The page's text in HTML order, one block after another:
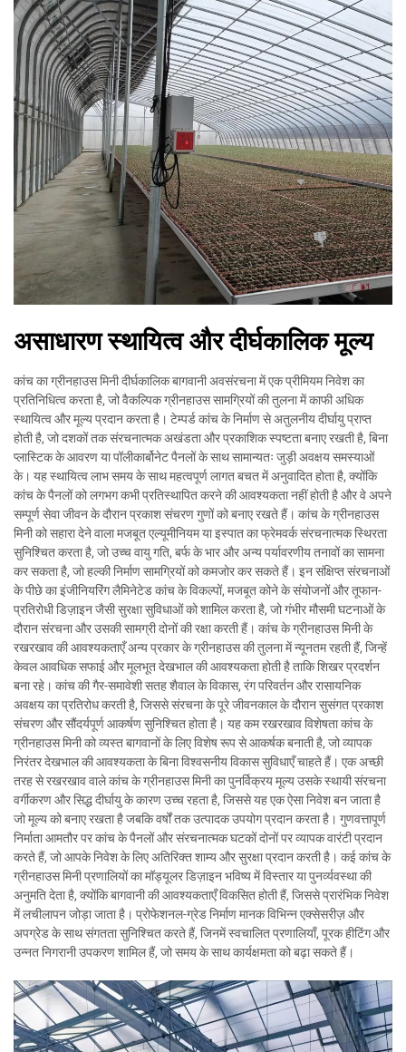
असाधारण स्थायित्व और दीर्घकालिक मूल्य
कांच का ग्रीनहाउस मिनी दीर्घकालिक बागवानी अवसंरचना में एक प्रीमियम निवेश का
प्रतिनिधित्व करता है, जो वैकल्पिक ग्रीनहाउस सामग्रियों की तुलना में काफी अधिक
स्थायित्व और मूल्य प्रदान करता है। टेम्पर्ड कांच के निर्माण से अतुलनीय दीर्घायु प्राप्त
होती है, जो दशकों तक संरचनात्मक अखंडता और प्रकाशिक स्पष्टता बनाए रखती है, बिना
प्लास्टिक के आवरण या पॉलीकार्बोनेट पैनलों के साथ सामान्यतः जुड़ी अवक्षय समस्याओं
के। यह स्थायित्व लाभ समय के साथ महत्वपूर्ण लागत बचत में अनुवादित होता है, क्योंकि
कांच के पैनलों को लगभग कभी प्रतिस्थापित करने की आवश्यकता नहीं होती है और वे अपने
सम्पूर्ण सेवा जीवन के दौरान प्रकाश संचरण गुणों को बनाए रखते हैं। कांच के ग्रीनहाउस
मिनी को सहारा देने वाला मजबूत एल्यूमीनियम या इस्पात का फ्रेमवर्क संरचनात्मक स्थिरता
सुनिश्चित करता है, जो उच्च वायु गति, बर्फ के भार और अन्य पर्यावरणीय तनावों का सामना
कर सकता है, जो हल्की निर्माण सामग्रियों को कमजोर कर सकते हैं। इन संक्षिप्त संरचनाओं
के पीछे का इंजीनियरिंग लैमिनेटेड कांच के विकल्पों, मजबूत कोने के संयोजनों और तूफान-
प्रतिरोधी डिज़ाइन जैसी सुरक्षा सुविधाओं को शामिल करता है, जो गंभीर मौसमी घटनाओं के
दौरान संरचना और उसकी सामग्री दोनों की रक्षा करती हैं। कांच के ग्रीनहाउस मिनी के
रखरखाव की आवश्यकताएँ अन्य प्रकार के ग्रीनहाउस की तुलना में न्यूनतम रहती हैं, जिन्हें
केवल आवधिक सफाई और मूलभूत देखभाल की आवश्यकता होती है ताकि शिखर प्रदर्शन
बना रहे। कांच की गैर-समावेशी सतह शैवाल के विकास, रंग परिवर्तन और रासायनिक
अवक्षय का प्रतिरोध करती है, जिससे संरचना के पूरे जीवनकाल के दौरान सुसंगत प्रकाश
संचरण और सौंदर्यपूर्ण आकर्षण सुनिश्चित होता है। यह कम रखरखाव विशेषता कांच के
ग्रीनहाउस मिनी को व्यस्त बागवानों के लिए विशेष रूप से आकर्षक बनाती है, जो व्यापक
निरंतर देखभाल की आवश्यकता के बिना विश्वसनीय विकास सुविधाएँ चाहते हैं। एक अच्छी
तरह से रखरखाव वाले कांच के ग्रीनहाउस मिनी का पुनर्विक्रय मूल्य उसके स्थायी संरचना
वर्गीकरण और सिद्ध दीर्घायु के कारण उच्च रहता है, जिससे यह एक ऐसा निवेश बन जाता है
जो मूल्य को बनाए रखता है जबकि वर्षों तक उत्पादक उपयोग प्रदान करता है। गुणवत्तापूर्ण
निर्माता आमतौर पर कांच के पैनलों और संरचनात्मक घटकों दोनों पर व्यापक वारंटी प्रदान
करते हैं, जो आपके निवेश के लिए अतिरिक्त शाम्य और सुरक्षा प्रदान करती है। कई कांच के
ग्रीनहाउस मिनी प्रणालियों का मॉड्यूलर डिज़ाइन भविष्य में विस्तार या पुनर्व्यवस्था की
अनुमति देता है, क्योंकि बागवानी की आवश्यकताएँ विकसित होती हैं, जिससे प्रारंभिक निवेश
में लचीलापन जोड़ा जाता है। प्रोफेशनल-ग्रेड निर्माण मानक विभिन्न एक्सेसरीज़ और
अपग्रेड के साथ संगतता सुनिश्चित करते हैं, जिनमें स्वचालित प्रणालियाँ, पूरक हीटिंग और
उन्नत निगरानी उपकरण शामिल हैं, जो समय के साथ कार्यक्षमता को बढ़ा सकते हैं।